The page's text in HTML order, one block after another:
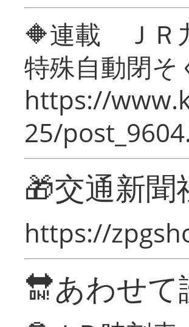
🔶連載 ＪＲ
特殊自動閉そ
https://
25/
🎁交通新
https://
🔛あわせ